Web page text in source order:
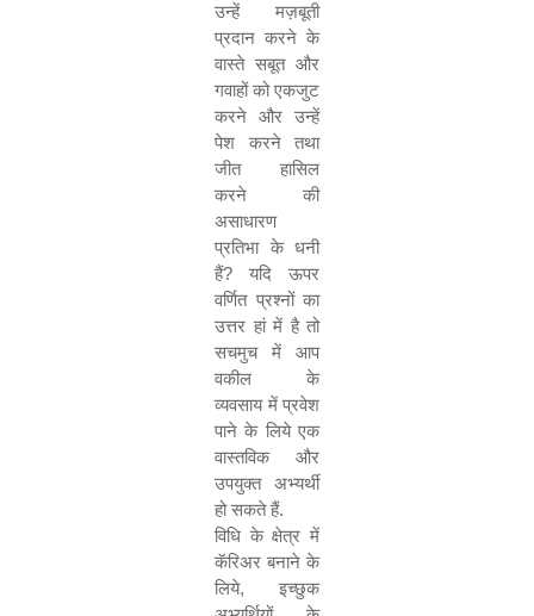
उन्हें मज़बूती
प्रदान करने के
वास्ते सबूत और
गवाहों को एकजुट
करने और उन्हें
पेश करने तथा
जीत हासिल
करने की
असाधारण
प्रतिभा के धनी
हैं? यदि ऊपर
वर्णित प्रश्नों का
उत्तर हां में है तो
सचमुच में आप
वकील के
व्यवसाय में प्रवेश
पाने के लिये एक
वास्तविक और
उपयुक्त अभ्यर्थी
हो सकते हैं.
विधि के क्षेत्र में
कॅरिअर बनाने के
लिये, इच्छुक